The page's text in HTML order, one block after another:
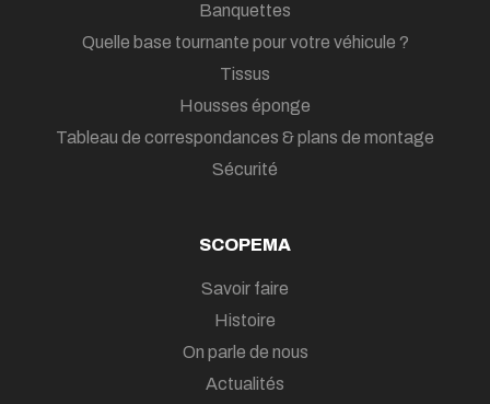
Banquettes
Quelle base tournante pour votre véhicule ?
Tissus
Housses éponge
Tableau de correspondances & plans de montage
Sécurité
SCOPEMA
Savoir faire
Histoire
On parle de nous
Actualités